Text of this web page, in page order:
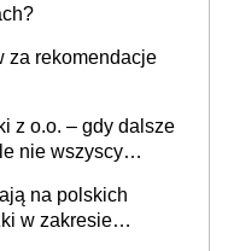
za rekomendacje
z o.o. – gdy dalsze
nie wszyscy
na polskich
w zakresie